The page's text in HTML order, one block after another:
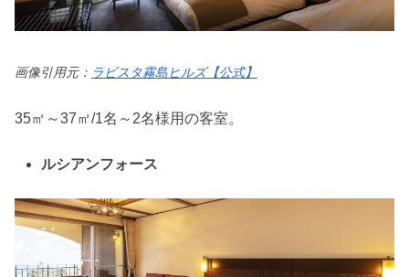
画像引用元： ラビスタ霧島ヒルズ【公式】
35㎡～37㎡/1名～2名様用の客室。
ルシアンフォース